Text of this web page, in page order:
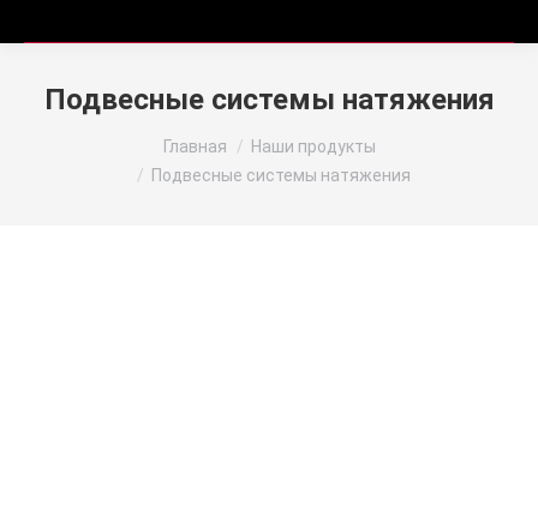
Подвесные системы натяжения
Главная
Наши продукты
Подвесные системы натяжения